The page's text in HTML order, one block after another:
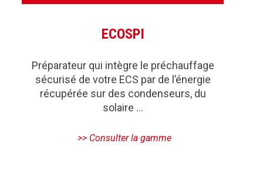
ECOSPI
Préparateur qui intègre le préchauffage
sécurisé de votre ECS par de l’énergie
récupérée sur des condenseurs, du
solaire …